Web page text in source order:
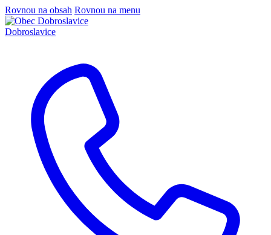
Rovnou na obsah Rovnou na menu
Dobroslavice